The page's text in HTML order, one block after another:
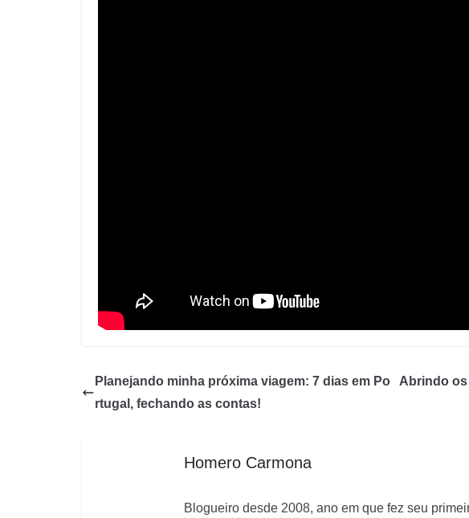
Planejando minha próxima viagem: 7 dias em Po
rtugal, fechando as contas!
Abrindo os
Homero Carmona
Blogueiro desde 2008, ano em que fez seu